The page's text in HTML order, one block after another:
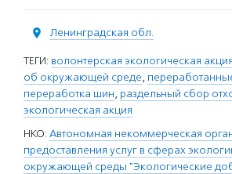
Ленинградская обл.
ТЕГИ: волонтерская экологическая акция
об окружающей среде,
переработка шин, раздельный сбор
экологическая акция
НКО: Автономная некоммерческая
предоставления услуг в сферах
окружающей среды "Экологические